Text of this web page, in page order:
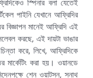
স্পিনার বলা যেতেই
পাইনি যেখানে আফ্রিদির
বিজ্ঞাপন মানেই আফ্রিদি এই
করছে, এই দায়টা ভাঙার
চিন্তা করে, লিখে, আফ্রিদিকে
মার্কেটিং করা হয়। ওয়ানডে
শেন ওয়াটসন, সনাথ